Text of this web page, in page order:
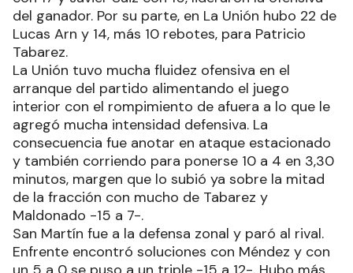
del ganador. Por su parte, en La Unión hubo 22 de
Lucas Arn y 14, más 10 rebotes, para Patricio
Tabarez.
La Unión tuvo mucha fluidez ofensiva en el
arranque del partido alimentando el juego
interior con el rompimiento de afuera a lo que le
agregó mucha intensidad defensiva. La
consecuencia fue anotar en ataque estacionado
y también corriendo para ponerse 10 a 4 en 3,30
minutos, margen que lo subió ya sobre la mitad
de la fracción con mucho de Tabarez y
Maldonado -15 a 7-.
San Martín fue a la defensa zonal y paró al rival.
Enfrente encontró soluciones con Méndez y con